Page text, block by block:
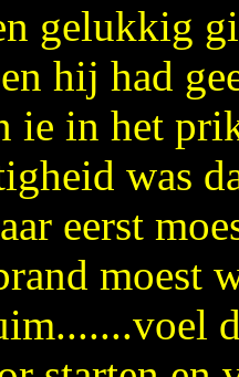
gelukkig
hij had
ie in het
was
eerst
moest